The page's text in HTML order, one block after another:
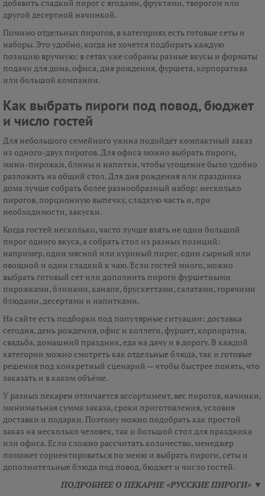
добавить сладкий пирог с ягодами, фруктами, творогом или
другой десертной начинкой.
Помимо отдельных пирогов, в категориях есть готовые сеты и
наборы. Это удобно, когда не хочется подбирать каждую
позицию вручную: в сетах уже собраны разные вкусы и форматы
подачи для дома, офиса, дня рождения, фуршета, корпоратива
или большой компании.
Как выбрать пироги под повод, бюджет
и число гостей
Для небольшого семейного ужина подойдёт компактный заказ
из одного-двух пирогов. Для офиса можно выбрать пироги,
мини-пирожки, блины и напитки, чтобы угощение было удобно
разложить на общий стол. Для дня рождения или праздника
дома лучше собрать более разнообразный набор: несколько
пирогов, порционную выпечку, сладкую часть и, при
необходимости, закуски.
Когда гостей несколько, часто лучше взять не один большой
пирог одного вкуса, а собрать стол из разных позиций:
например, один мясной или куриный пирог, один сырный или
овощной и один сладкий к чаю. Если гостей много, можно
выбрать готовый сет или дополнить пироги фуршетными
пирожками, блинами, канапе, брускеттами, салатами, горячими
блюдами, десертами и напитками.
На сайте есть подборки под популярные ситуации: доставка
сегодня, день рождения, офис и коллеги, фуршет, корпоратив,
свадьба, домашний праздник, еда на дачу и в дорогу. В каждой
категории можно смотреть как отдельные блюда, так и готовые
решения под конкретный сценарий — чтобы быстрее понять, что
заказать и в каком объёме.
У разных пекарен отличается ассортимент, вес пирогов, начинки,
минимальная сумма заказа, сроки приготовления, условия
доставки и подарки. Поэтому можно подобрать как простой
заказ на несколько человек, так и большой стол для праздника
или офиса. Если сложно рассчитать количество, менеджер
поможет сориентироваться по меню и выбрать пироги, сеты и
дополнительные блюда под повод, бюджет и число гостей.
ПОДРОБНЕЕ О ПЕКАРНЕ «РУССКИЕ ПИРОГИ» ▼